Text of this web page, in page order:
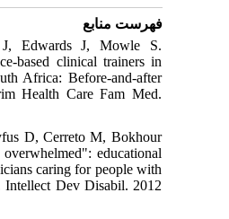
فهرست منابع
J, Edwards J, Mowle S.
based clinical trainers in
Africa: Before-and-after
Health Care Fam Med.
D, Cerreto M, Bokhour
overwhelmed": educational
caring for people with
Intellect Dev Disabil. 2012